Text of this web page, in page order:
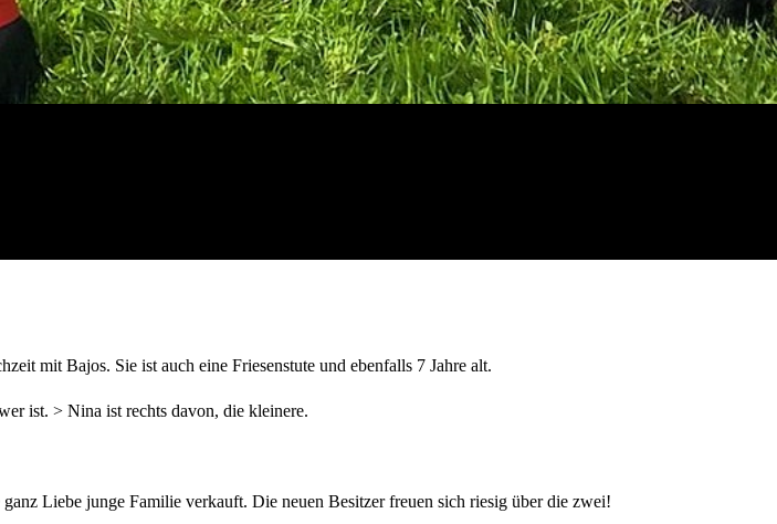
mit Bajos. Sie ist auch eine Friesenstute und ebenfalls 7 Jahre alt.
ist. > Nina ist rechts davon, die kleinere.
Liebe junge Familie verkauft. Die neuen Besitzer freuen sich riesig über die zwei!